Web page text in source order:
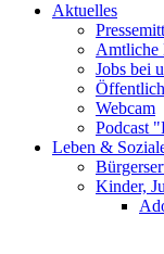
Aktuelles
Amtliche
Jobs bei
Webcam
Podcast
Leben &
Kinder,